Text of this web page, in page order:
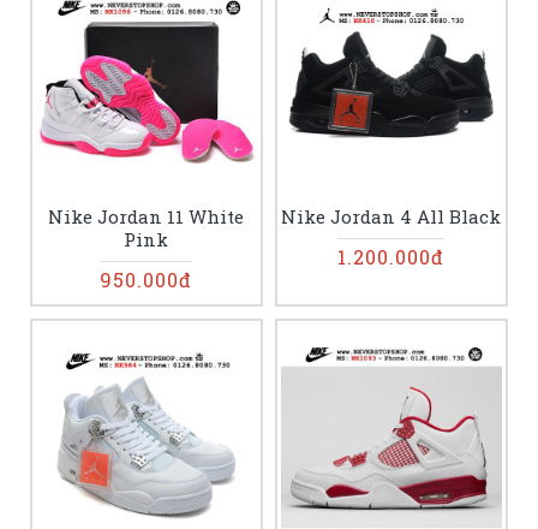
Nike Jordan 11 White
Pink
950.000đ
Nike Jordan 4 All Black
1.200.000đ